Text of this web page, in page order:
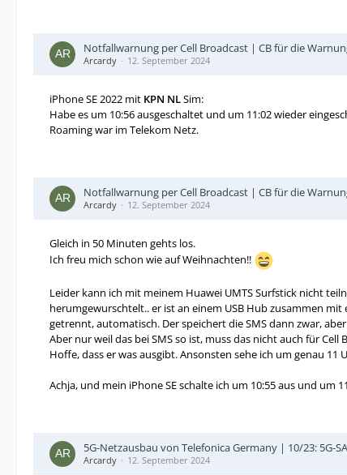
Notfallwarnung per Cell Broadcast | CB für die
Arcardy 12. September 2024
iPhone SE 2022 mit KPN NLSim:
Habe es um 10:56 ausgeschaltet und um 11:02 wieder
Roaming war im Telekom Netz.
Notfallwarnung per Cell Broadcast | CB für die
Arcardy 12. September 2024
Gleich in 50 Minuten gehts los.
Ich freu mich schon wie auf Weihnachten!!
Leider kann ich mit meinem Huawei UMTS Surfstick nicht
herumgewurschtelt.. er ist an einem USB Hub zusammen
getrennt, automatisch. Der speichert die SMS dann zwar,
Aber nur weil das bei SMS so ist, muss das nicht auch für
Hoffe, dass er was ausgibt. Ansonsten sehe ich um genau
Achja, und mein iPhone SE schalte ich um 10:55 aus und um
5G-Netzausbau von Telefonica Germany | 10/23: 5G-
Arcardy 12. September 2024